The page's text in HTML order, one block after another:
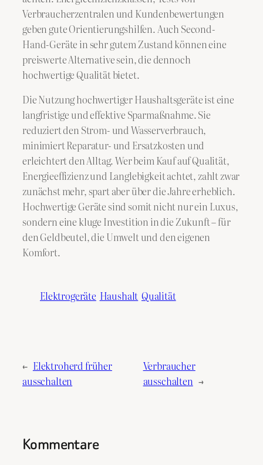
Verbraucherzentralen und Kundenbewertungen
geben gute Orientierungshilfen. Auch Second-
Hand-Geräte in sehr gutem Zustand können eine
preiswerte Alternative sein, die dennoch
hochwertige Qualität bietet.
Die Nutzung hochwertiger Haushaltsgeräte ist eine
langfristige und effektive Sparmaßnahme. Sie
reduziert den Strom- und Wasserverbrauch,
minimiert Reparatur- und Ersatzkosten und
erleichtert den Alltag. Wer beim Kauf auf Qualität,
Energieeffizienz und Langlebigkeit achtet, zahlt zwar
zunächst mehr, spart aber über die Jahre erheblich.
Hochwertige Geräte sind somit nicht nur ein Luxus,
sondern eine kluge Investition in die Zukunft – für
den Geldbeutel, die Umwelt und den eigenen
Komfort.
Elektrogeräte Haushalt Qualität
← Elektroherd früher
ausschalten
Verbraucher
ausschalten →
Kommentare